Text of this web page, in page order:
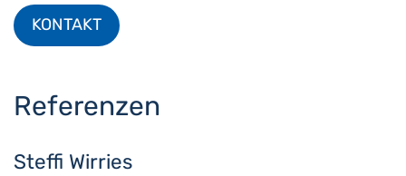
KONTAKT
Referenzen
Steffi Wirries